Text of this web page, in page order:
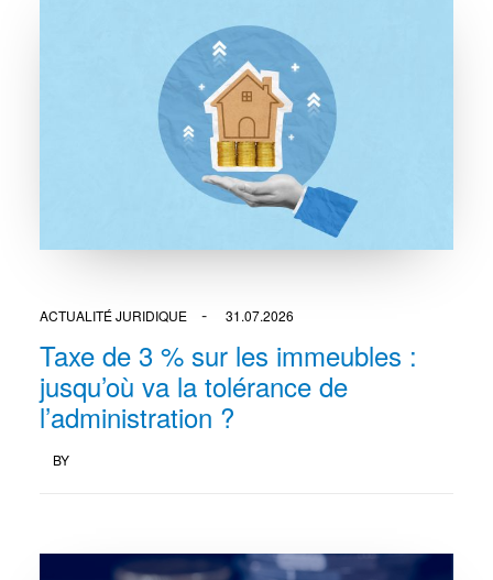
ACTUALITÉ JURIDIQUE 31.07.2026
Taxe de 3 % sur les immeubles :
jusqu’où va la tolérance de
l’administration ?
BY